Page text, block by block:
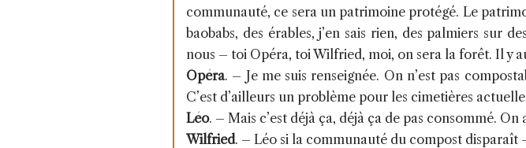
communauté, ce sera un patrimoine protégé. Le
baobabs, des érables, j’en sais rien, des palmiers sur
nous – toi Opéra, toi Wilfried, moi, on sera la forêt. Il y
Opéra. – Je me suis renseignée. On n’est pas
C’est d’ailleurs un problème pour les cimetières
Léo. – Mais c’est déjà ça, déjà ça de pas consommé.
Wilfried. – Léo si la communauté du compost disparaît